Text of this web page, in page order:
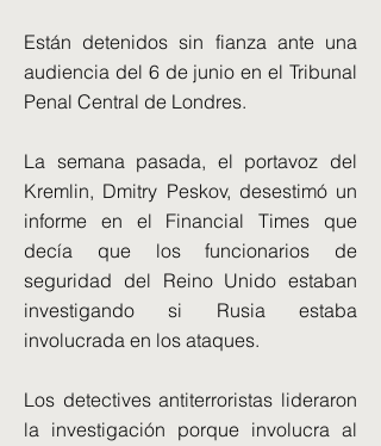
Están detenidos sin fianza ante una
audiencia del 6 de junio en el Tribunal
Penal Central de Londres.
La semana pasada, el portavoz del
Kremlin, Dmitry Peskov, desestimó un
informe en el Financial Times que
decía que los funcionarios de
seguridad del Reino Unido estaban
investigando si Rusia estaba
involucrada en los ataques.
Los detectives antiterroristas lideraron
la investigación porque involucra al